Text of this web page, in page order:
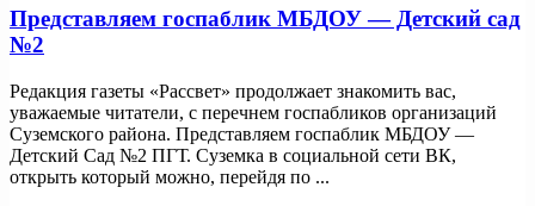
Представляем госпаблик МБДОУ — Детский сад
№2
Редакция газеты «Рассвет» продолжает знакомить вас,
уважаемые читатели, с перечнем госпабликов организаций
Суземского района. Представляем госпаблик МБДОУ —
Детский Сад №2 ПГТ. Суземка в социальной сети ВК,
открыть который можно, перейдя по ...